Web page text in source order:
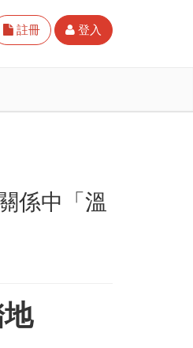
註冊 登入
係中「溫